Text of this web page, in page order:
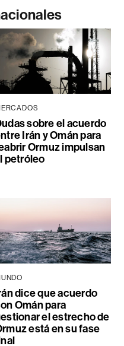
sobre el acuerdo
Irán y Omán para
Ormuz impulsan
petróleo
dice que acuerdo
Omán para
el estrecho de
está en su fase